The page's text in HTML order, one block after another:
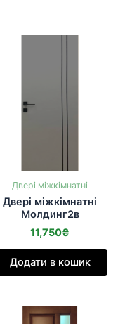
Двері міжкімнатні
Двері міжкімнатні
Молдинг2в
11,750₴
Додати в кошик